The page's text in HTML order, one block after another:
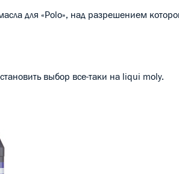
для «Polo», над разрешением
выбор все-таки на liqui moly.